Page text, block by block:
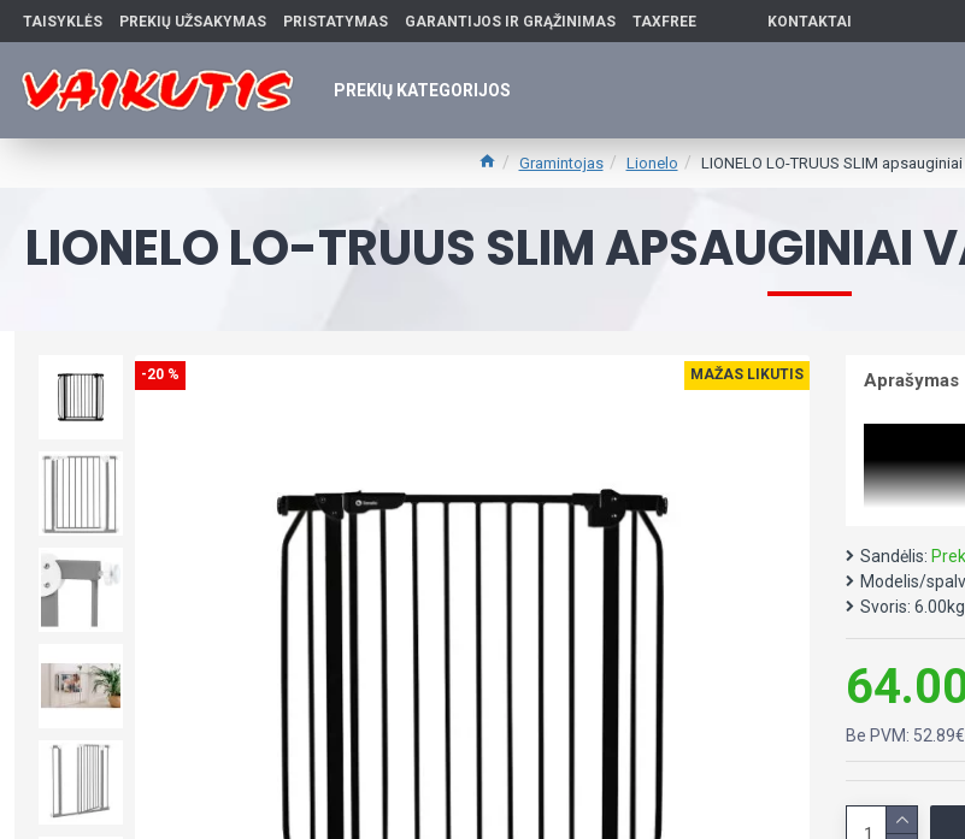
TAISYKLĖS PREKIŲ UŽSAKYMAS PRISTATYMAS GARANTIJOS IR GRĄŽINIMAS TAXFREE KONTAKTAI
PREKIŲ KATEGORIJOS
Gramintojas Lionelo LIONELO LO-TRUUS SLIM
LIONELO LO-TRUUS SLIM APSAUGINIAI
MAŽAS LIKUTIS
-20 % Aprašymas
Sandėlis:
Modelis/
Svoris: 6.00kg
Be PVM: 52.89€